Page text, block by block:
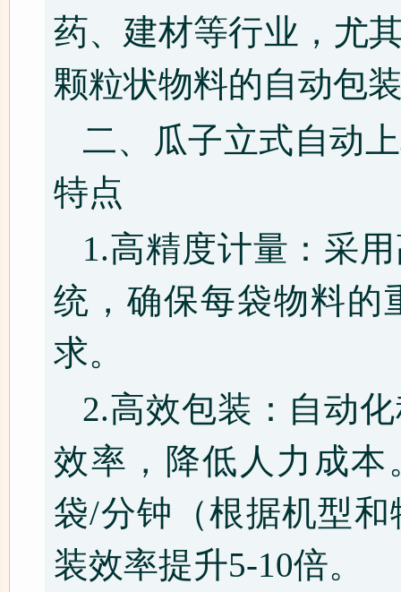
药、建材等行业，尤
颗粒状物料的自动包
二、瓜子立式自动
特点
1.高精度计量：采
统，确保每袋物料的
求。
2.高效包装：自动
效率，降低人力成本
袋/分钟（根据机型
装效率提升5-10倍。